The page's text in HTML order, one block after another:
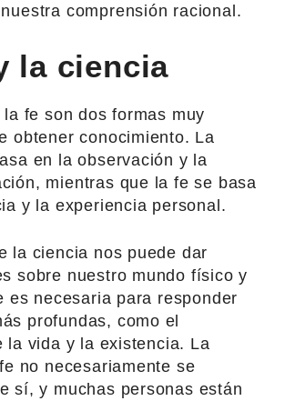
comprensión racional.
la ciencia
fe son dos formas muy
obtener conocimiento. La
en la observación y la
mientras que la fe se basa
y la experiencia personal.
la ciencia nos puede dar
sobre nuestro mundo físico y
es necesaria para responder
profundas, como el
la vida y la existencia. La
no necesariamente se
sí, y muchas personas están